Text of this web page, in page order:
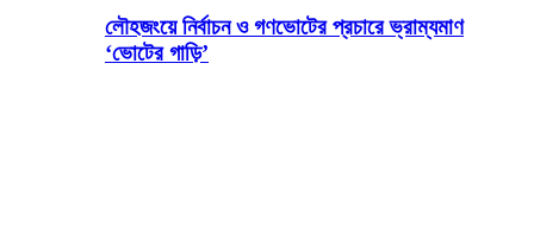
লৌহজংয়ে নির্বাচন ও গণভোটের প্রচারে ভ্রাম্যমাণ
‘ভোটের গাড়ি’